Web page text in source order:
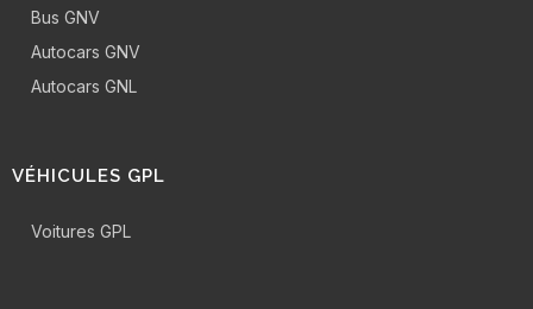
Bus GNV
Autocars GNV
Autocars GNL
VÉHICULES GPL
Voitures GPL